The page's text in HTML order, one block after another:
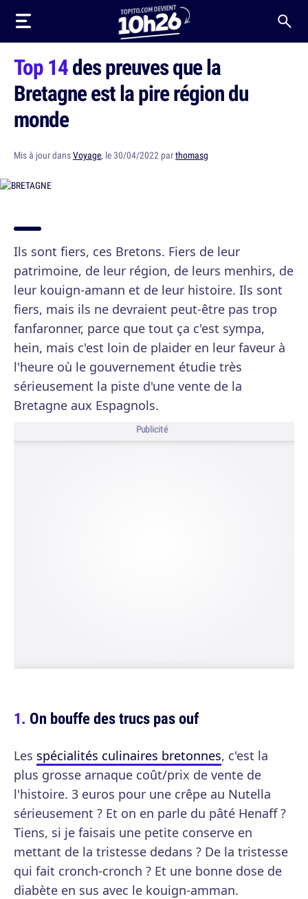
Top 14des preuves que la
Bretagne est la pire région du
monde
Mis à jour dansVoyage, le 30/04/2022 parthomasg
Ils sont fiers, ces Bretons. Fiers de leur
patrimoine, de leur région, de leurs menhirs, de
leur kouign-amann et de leur histoire. Ils sont
fiers, mais ils ne devraient peut-être pas trop
fanfaronner, parce que tout ça c'est sympa,
hein, mais c'est loin de plaider en leur faveur à
l'heure où le gouvernement étudie très
sérieusement la piste d'une vente de la
Bretagne aux Espagnols.
Publicité
On bouffe des trucs pas ouf
Les spécialités culinaires bretonnes, c'est la
plus grosse arnaque coût/prix de vente de
l'histoire. 3 euros pour une crêpe au Nutella
sérieusement ? Et on en parle du pâté Henaff ?
Tiens, si je faisais une petite conserve en
mettant de la tristesse dedans ? De la tristesse
qui fait cronch-cronch ? Et une bonne dose de
diabète en sus avec le kouign-amman.